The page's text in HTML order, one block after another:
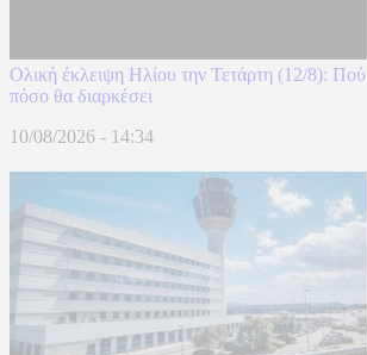
Ολική έκλειψη Ηλίου την Τετάρτη (12/8): Πού
πόσο θα διαρκέσει
10/08/2026 - 14:34